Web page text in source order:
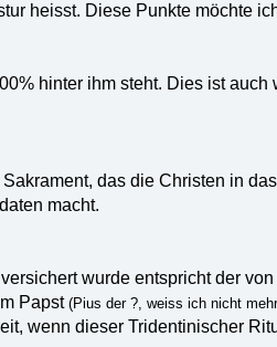
heisst. Diese Punkte möchte
hinter ihm steht. Dies ist auch
das die Christen in
macht.
wurde entspricht der
Papst (Pius der ?, weiss ich nicht
wenn dieser Tridentinischer